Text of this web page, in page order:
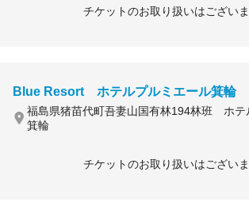
チケットのお取り扱いはござい
Blue Resort ホテルプルミエール箕輪
福島県猪苗代町吾妻山国有林194林班 ホテ
箕輪
チケットのお取り扱いはござい